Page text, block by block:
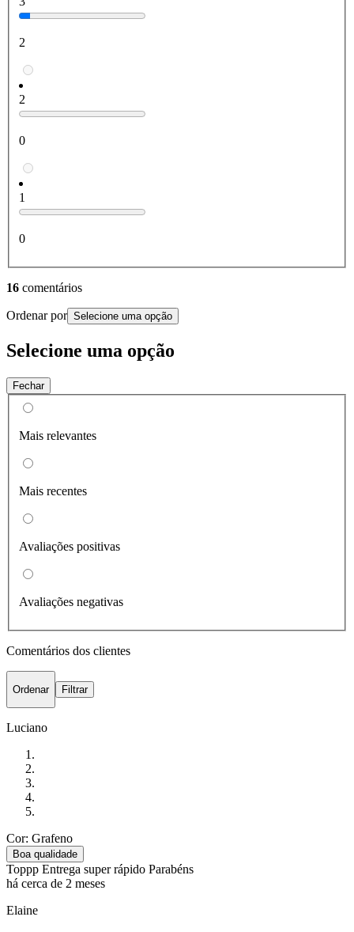
2
2
0
1
0
16 comentários
Ordenar por Selecione uma opção
Selecione uma opção
Fechar
Mais relevantes
Mais recentes
Avaliações positivas
Avaliações negativas
Comentários dos clientes
Ordenar Filtrar
Luciano
Cor: Grafeno
Boa qualidade
Toppp Entrega super rápido Parabéns
há cerca de 2 meses
Elaine